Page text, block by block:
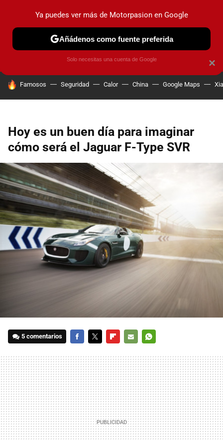
PRUEBAS COCHES ELÉCTRICOS OBSERVATORIO
HOY SE HABLA DE
Famosos Seguridad Calor China Google Maps
Hoy es un buen día para imaginar
cómo será el Jaguar F-Type SVR
5 comentarios
MAIL
×
Ya puedes ver más de Motorpasion en Google
Añádenos como fuente preferida
Solo necesitas una cuenta de Google